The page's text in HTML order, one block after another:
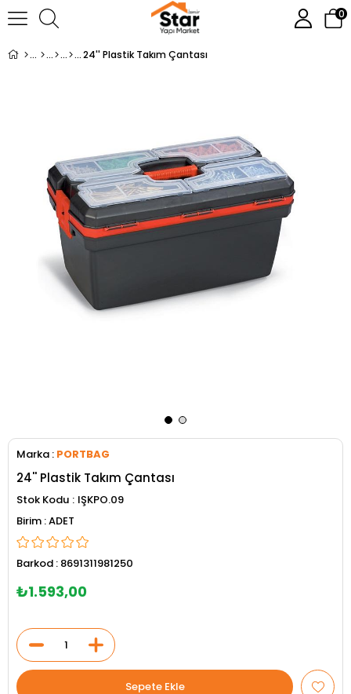
0
24'' Plastik Takım Çantası
Marka : PORTBAG
24'' Plastik Takım Çantası
Stok Kodu
IŞKPO.09
ADET
Barkod : 8691311981250
₺1.593,00